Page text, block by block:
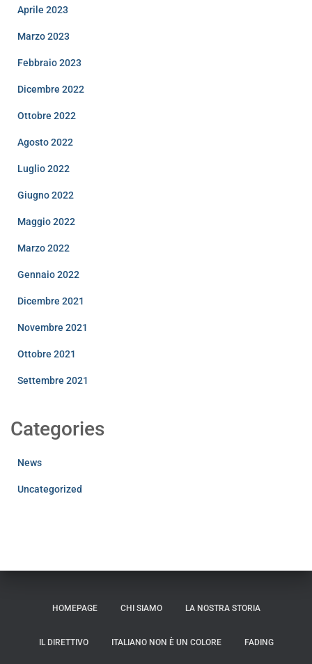
Aprile 2023
Marzo 2023
Febbraio 2023
Dicembre 2022
Ottobre 2022
Agosto 2022
Luglio 2022
Giugno 2022
Maggio 2022
Marzo 2022
Gennaio 2022
Dicembre 2021
Novembre 2021
Ottobre 2021
Settembre 2021
Categories
News
Uncategorized
HOMEPAGE CHI SIAMO LA NOSTRA STORIA
IL DIRETTIVO ITALIANO NON È UN COLORE FADING